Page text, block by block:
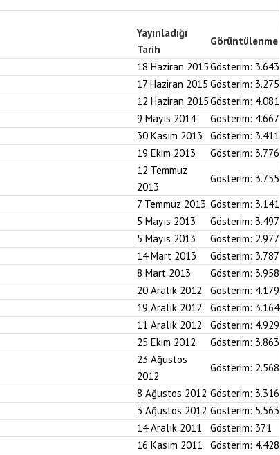
Yayınladığı
Tarih
Görüntülenme
18 Haziran 2015Gösterim: 3.643
17 Haziran 2015 Gösterim: 3.275
12 Haziran 2015Gösterim: 4.081
9 Mayıs 2014 Gösterim: 4.667
30 Kasım 2013 Gösterim: 3.411
19 Ekim 2013 Gösterim: 3.776
12 Temmuz
2013
Gösterim: 3.755
7 Temmuz 2013 Gösterim: 3.141
5 Mayıs 2013 Gösterim: 3.497
5 Mayıs 2013 Gösterim: 2.977
14 Mart 2013 Gösterim: 3.787
8 Mart 2013 Gösterim: 3.958
20 Aralık 2012 Gösterim: 4.179
19 Aralık 2012 Gösterim: 3.164
11 Aralık 2012 Gösterim: 4.929
25 Ekim 2012 Gösterim: 3.863
23 Ağustos
2012
Gösterim: 2.568
8 Ağustos 2012 Gösterim: 3.316
3 Ağustos 2012 Gösterim: 5.563
14 Aralık 2011 Gösterim: 371
16 Kasım 2011 Gösterim: 4.428